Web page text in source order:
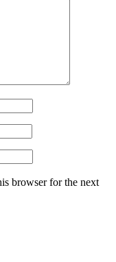
browser for the next